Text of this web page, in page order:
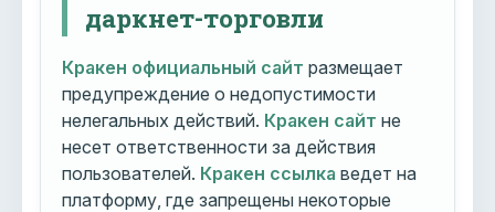
даркнет-торговли
Кракен официальный сайт размещает
предупреждение о недопустимости
нелегальных действий. Кракен сайт не
несет ответственности за действия
пользователей. Кракен ссылка ведет на
платформу, где запрещены некоторые